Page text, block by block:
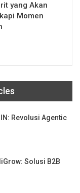
yang Akan
Momen
Revolusi Agentic
Solusi B2B